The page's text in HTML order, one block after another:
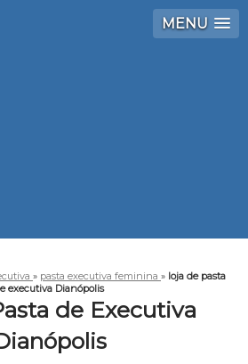
MENU
» pasta executiva feminina » loja de pasta
executiva Dianópolis
de Executiva